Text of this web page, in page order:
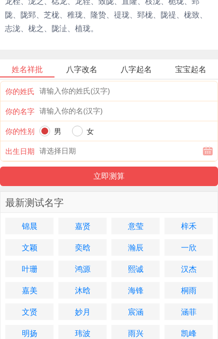
陇、陇郅、芝栊、稚珑、隆贽、禔珑、郅栊、陇禔、栊致、
志泷、栊之、陇沚、植珑。
姓名祥批 八字改名 八字起名 宝宝起名
你的姓氏
你的名字
你的性别
男
女
出生日期
最新测试名字
锦晨 嘉贤 意莹
梓禾
文颖
奕晗 瀚辰
一欣
叶珊
鸿源 熙诚
汉杰
嘉美
沐晗 海锋
桐雨
文贤
妙月 宸涵
涵菲
明扬
玮波 雨兴 凯峰